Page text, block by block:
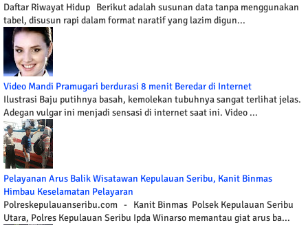
Daftar Riwayat Hidup Berikut adalah susunan data tanpa menggunakan
tabel, disusun rapi dalam format naratif yang lazim digun...
Video Mandi Pramugari berdurasi 8 menit Beredar di Internet
Ilustrasi Baju putihnya basah, kemolekan tubuhnya sangat terlihat jelas.
Adegan vulgar ini menjadi sensasi di internet saat ini. Video ...
Pelayanan Arus Balik Wisatawan Kepulauan Seribu, Kanit Binmas
Himbau Keselamatan Pelayaran
Polreskepulauanseribu.com - Kanit Binmas Polsek Kepulauan Seribu
Utara, Polres Kepulauan Seribu Ipda Winarso memantau giat arus ba...